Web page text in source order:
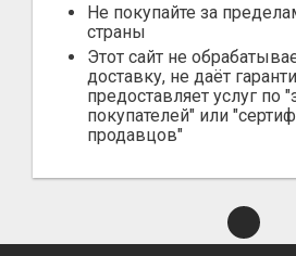
Не покупайте за
страны
Этот сайт не
доставку, не даёт
предоставляет услуг по
покупателей" или
продавцов"